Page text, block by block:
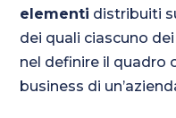
elementi distribuiti
dei quali ciascuno
nel definire il quadro
business di